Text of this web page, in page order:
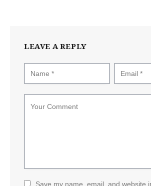
LEAVE A REPLY
Save my name, email, and website